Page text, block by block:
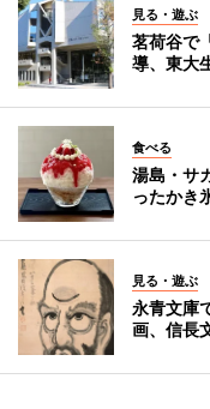
見る・遊ぶ
茗荷谷で
導、東大
食べる
湯島・サ
ったかき
見る・遊ぶ
永青文庫
画、信長